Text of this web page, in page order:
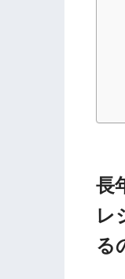
長
レ
る